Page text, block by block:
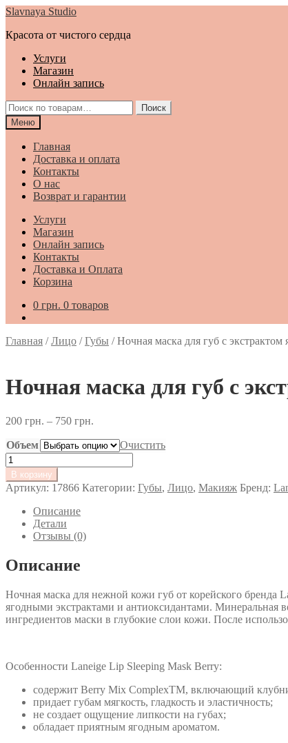
Перейти
навигации
Перейти
содержимому
Slavnaya Studio
Красота от чистого сердца
Услуги
Магазин
Онлайн запись
Искать:
Поиск
Меню
Главная
Доставка и оплата
Контакты
О нас
Возврат и гарантии
Услуги
Магазин
Онлайн запись
Контакты
Доставка и Оплата
Корзина
0 грн. 0 товаров
Главная /Лицо /Губы /Ночная маска для губ с
Ночная маска для губ с
200 грн. – 750 грн.
Объем
Очистить
Количество
товара
Ночная
маска
экстрактом
ягод
LANEIGE
SLEEPING
MASK
BERRY
В корзину
Артикул: 17866 Категории: Губы, Лицо, Макияж Бренд:
Описание
Детали
Отзывы (0)
Описание
Ночная маска для нежной кожи губ от корейского
ягодными экстрактами и антиоксидантами. Минеральная
ингредиентов маски в глубокие слои кожи. После
Особенности Laneige Lip Sleeping Mask Berry:
содержит Berry Mix ComplexTM, включающий
придает губам мягкость, гладкость и эластичность;
не создает ощущение липкости на губах;
обладает приятным ягодным ароматом.